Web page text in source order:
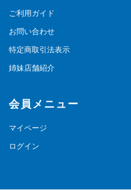
ご利用ガイド
お問い合わせ
特定商取引法表示
姉妹店舗紹介
会員メニュー
マイページ
ログイン